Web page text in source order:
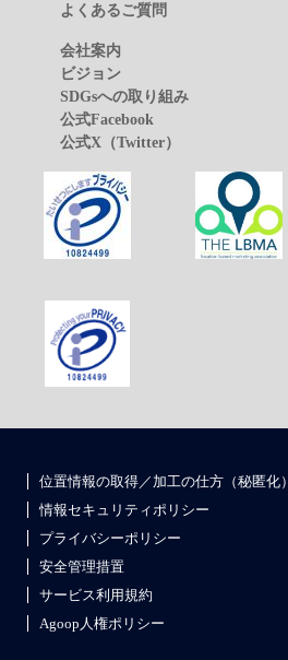
よくあるご質問
会社案内
ビジョン
SDGsへの取り組み
公式Facebook
公式X（Twitter）
位置情報の取得／加工の仕方（秘匿化）
情報セキュリティポリシー
プライバシーポリシー
安全管理措置
サービス利用規約
Agoop人権ポリシー